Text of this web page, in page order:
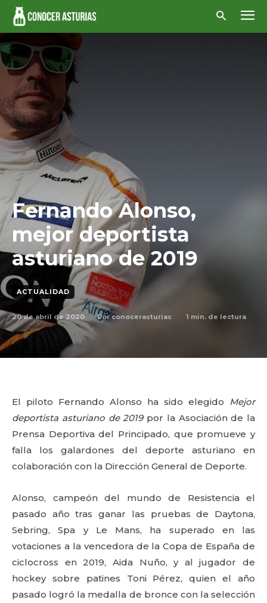
Fernando Alonso,
mejor deportista
asturiano de 2019
ACTUALIDAD
20 de abril de 2020 Por conocerasturias 1 min. de lectura
El piloto Fernando Alonso ha sido elegido Mejor
deportista asturiano de 2019por la Asociación de la
Prensa Deportiva del Principado, que promueve y
falla los galardones del deporte asturiano en
colaboración con la Dirección General de Deporte.
Alonso, campeón del mundo de Resistencia el
pasado año tras ganar las pruebas de Daytona,
Sebring, Spa y Le Mans, ha superado en las
votaciones a la vencedora de la Copa de España de
ciclocross en 2019, Aida Nuño, y al jugador de
hockey sobre patines Toni Pérez, quien el año
pasado logró la medalla de bronce con la selección